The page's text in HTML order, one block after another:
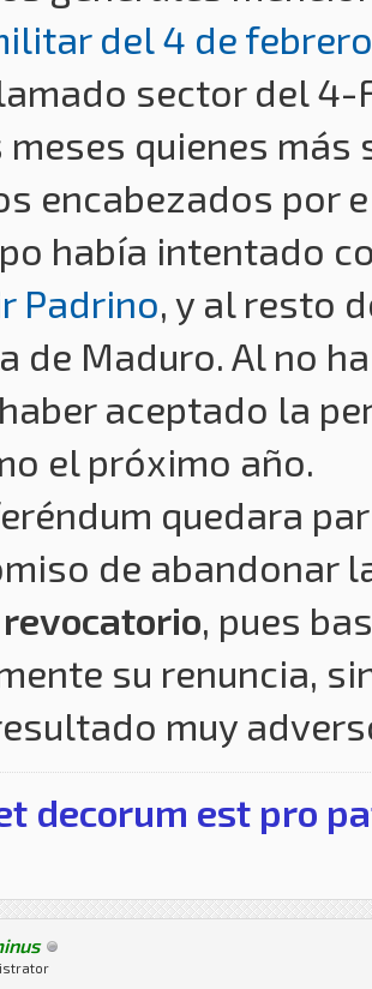
del 4 de
sector del 4-
quienes
encabezados por
había intentado
Padrino, y al resto
de Maduro. Al no
aceptado la
el próximo año.
quedara
de abandonar
, pues
su renuncia,
muy
decorum est pro